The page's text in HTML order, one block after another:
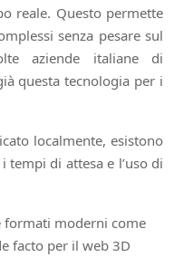
reale. Questo permette
senza pesare sul
aziende italiane di
questa tecnologia per i
localmente, esistono
di attesa e l’uso di
formati moderni come
facto per il web 3D